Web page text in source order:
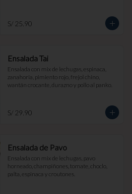
S/ 25.90
Ensalada Tai
Ensalada con mix de lechugas, espinaca,
zanahoria, pimiento rojo, frejol chino,
wantán crocante, durazno y pollo al panko.
S/ 29.90
Ensalada de Pavo
Ensalada con mix de lechugas, pavo
horneado, champiñones, tomate, choclo,
palta, espinaca y croutones.